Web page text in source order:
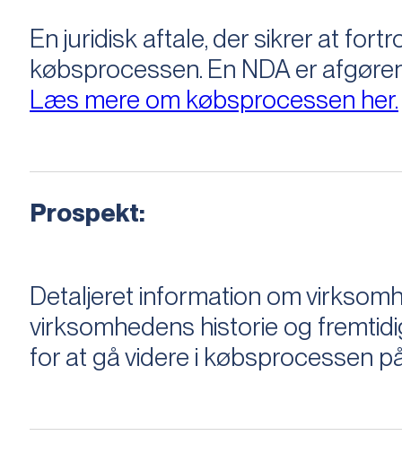
En juridisk aftale, der sikrer at
købsprocessen​​. En NDA er
Læs mere om købsprocessen her.
Prospekt:
Detaljeret information om
virksomhedens historie og
for at gå videre i købsprocessen